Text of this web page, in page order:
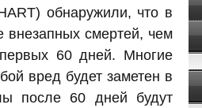
обнаружили, что в
смертей, чем
60 дней. Многие
вред будет заметен в
после 60 дней будут